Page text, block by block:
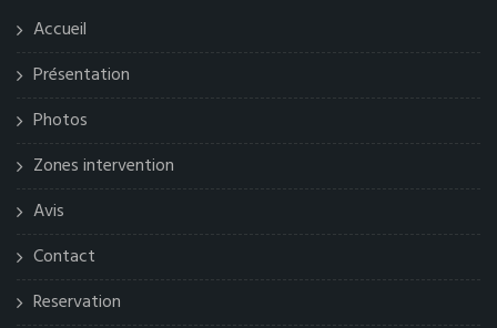
Accueil
Présentation
Photos
Zones intervention
Avis
Contact
Reservation